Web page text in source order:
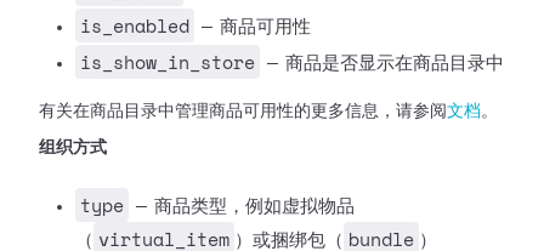
is_enabled — 商品可用性
is_show_in_store — 商品是否显示在商品目录中
有关在商品目录中管理商品可用性的更多信息，请参阅 文档。
组织方式
type
— 商品类型，例如虚拟物品
（ virtual_item ）或捆绑包（ bundle ）